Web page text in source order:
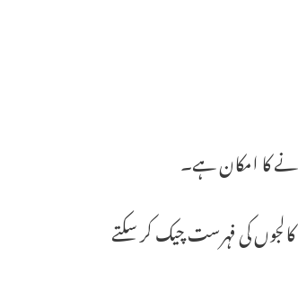
کا امکان ہے۔
کی فہرست چیک کر سکتے